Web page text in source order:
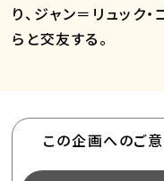
り、ジャン＝リュック
らと交友する。
この企画へのご意